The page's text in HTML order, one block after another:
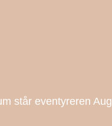
står eventyreren